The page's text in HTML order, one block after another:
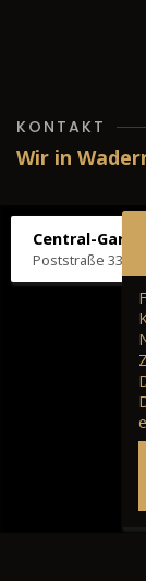
KONTAKT
Wir in
Central-
Poststraße 33,